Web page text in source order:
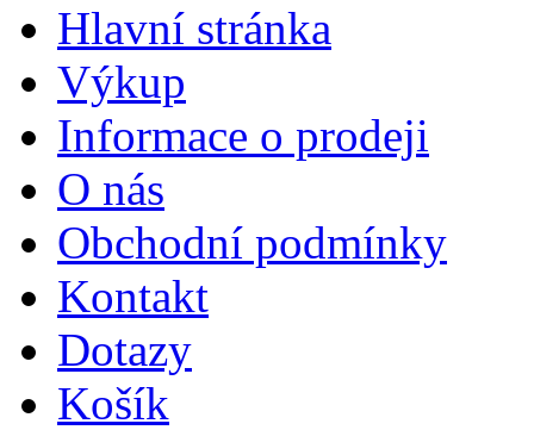
Hlavní stránka
Výkup
Informace o prodeji
O nás
Obchodní podmínky
Kontakt
Dotazy
Košík